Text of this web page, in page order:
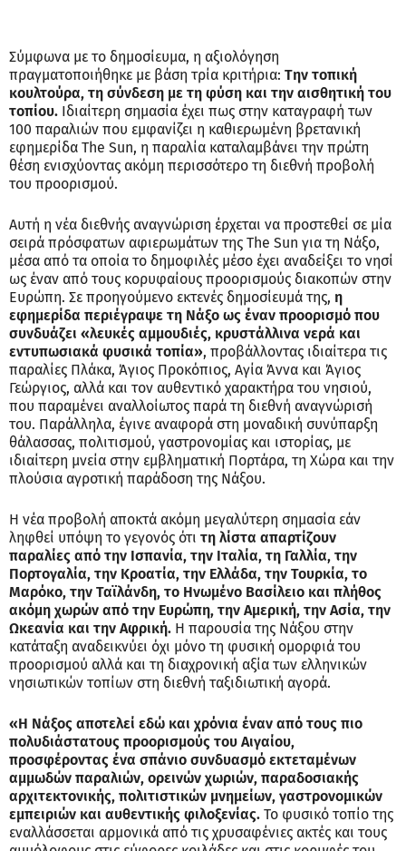
Σύμφωνα με το δημοσίευμα, η αξιολόγηση
πραγματοποιήθηκε με βάση τρία κριτήρια: Την τοπική
κουλτούρα, τη σύνδεση με τη φύση και την αισθητική του
τοπίου. Ιδιαίτερη σημασία έχει πως στην καταγραφή των
100 παραλιών που εμφανίζει η καθιερωμένη βρετανική
εφημερίδα The Sun, η παραλία καταλαμβάνει την πρώτη
θέση ενισχύοντας ακόμη περισσότερο τη διεθνή προβολή
του προορισμού.
Αυτή η νέα διεθνής αναγνώριση έρχεται να προστεθεί σε μία
σειρά πρόσφατων αφιερωμάτων της The Sun για τη Νάξο,
μέσα από τα οποία το δημοφιλές μέσο έχει αναδείξει το νησί
ως έναν από τους κορυφαίους προορισμούς διακοπών στην
Ευρώπη. Σε προηγούμενο εκτενές δημοσίευμά της, η
εφημερίδα περιέγραψε τη Νάξο ως έναν προορισμό που
συνδυάζει «λευκές αμμουδιές, κρυστάλλινα νερά και
εντυπωσιακά φυσικά τοπία», προβάλλοντας ιδιαίτερα τις
παραλίες Πλάκα, Άγιος Προκόπιος, Αγία Άννα και Άγιος
Γεώργιος, αλλά και τον αυθεντικό χαρακτήρα του νησιού,
που παραμένει αναλλοίωτος παρά τη διεθνή αναγνώρισή
του. Παράλληλα, έγινε αναφορά στη μοναδική συνύπαρξη
θάλασσας, πολιτισμού, γαστρονομίας και ιστορίας, με
ιδιαίτερη μνεία στην εμβληματική Πορτάρα, τη Χώρα και την
πλούσια αγροτική παράδοση της Νάξου.
Η νέα προβολή αποκτά ακόμη μεγαλύτερη σημασία εάν
ληφθεί υπόψη το γεγονός ότι τη λίστα απαρτίζουν
παραλίες από την Ισπανία, την Ιταλία, τη Γαλλία, την
Πορτογαλία, την Κροατία, την Ελλάδα, την Τουρκία, το
Μαρόκο, την Ταϊλάνδη, το Ηνωμένο Βασίλειο και πλήθος
ακόμη χωρών από την Ευρώπη, την Αμερική, την Ασία, την
Ωκεανία και την Αφρική. Η παρουσία της Νάξου στην
κατάταξη αναδεικνύει όχι μόνο τη φυσική ομορφιά του
προορισμού αλλά και τη διαχρονική αξία των ελληνικών
νησιωτικών τοπίων στη διεθνή ταξιδιωτική αγορά.
«Η Νάξος αποτελεί εδώ και χρόνια έναν από τους πιο
πολυδιάστατους προορισμούς του Αιγαίου,
προσφέροντας ένα σπάνιο συνδυασμό εκτεταμένων
αμμωδών παραλιών, ορεινών χωριών, παραδοσιακής
αρχιτεκτονικής, πολιτιστικών μνημείων, γαστρονομικών
εμπειριών και αυθεντικής φιλοξενίας. Το φυσικό τοπίο της
εναλλάσσεται αρμονικά από τις χρυσαφένιες ακτές και τους